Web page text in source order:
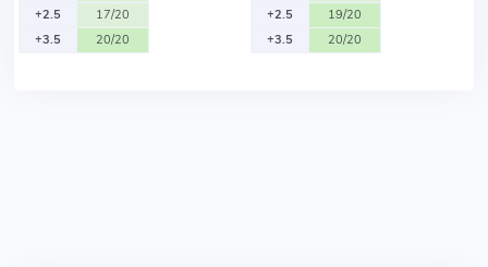
+2.5
17/20
+3.5
20/20
+2.5
19/20
+3.5
20/20